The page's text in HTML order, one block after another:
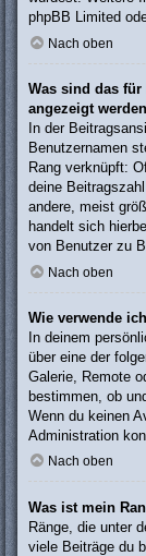
phpBB Limited
Nach oben
Was sind das
angezeigt
In der
Benutzernamen
Rang verknüpft:
deine
andere, meist
handelt sich
von Benutzer zu
Nach oben
Wie verwende
In deinem
über eine der
Galerie, Remote
bestimmen, ob
Wenn du keinen
Administration
Nach oben
Was ist mein
Ränge, die unter
viele Beiträge du